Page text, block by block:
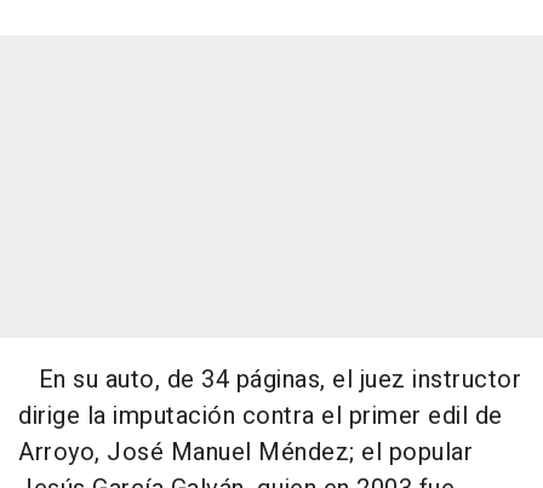
En su auto, de 34 páginas, el juez instructor
dirige la imputación contra el primer edil de
Arroyo, José Manuel Méndez; el popular